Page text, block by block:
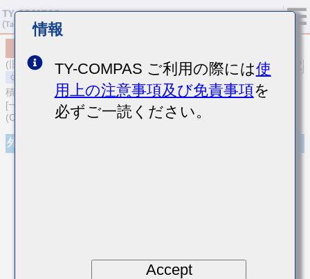
(旧品番 TMK107SD392KA-T)
積層セラミックコンデンサ
[一般用 低歪設計/音鳴/良バイアス積層セラミックコンデンサ
(CFCAP)]
外観
情報
TY-COMPAS ご利用の際には使
用上の注意事項及び免責事項を
必ずご一読ください。
Accept